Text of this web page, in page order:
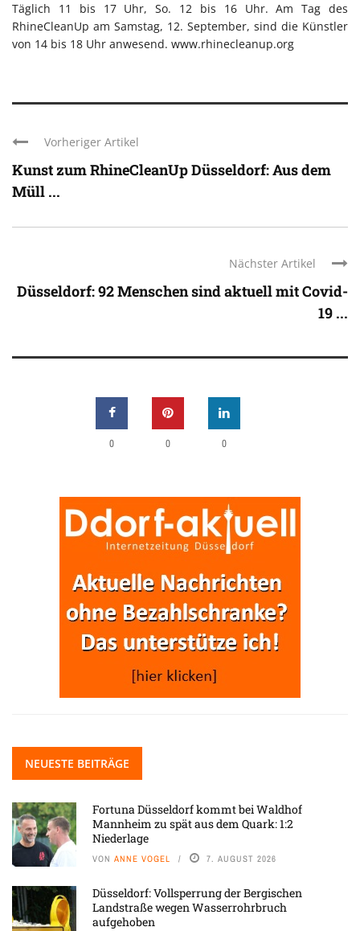
Täglich 11 bis 17 Uhr, So. 12 bis 16 Uhr. Am Tag des
RhineCleanUp am Samstag, 12. September, sind die Künstler
von 14 bis 18 Uhr anwesend. www.rhinecleanup.org
Vorheriger Artikel
Kunst zum RhineCleanUp Düsseldorf: Aus dem
Müll ...
Nächster Artikel
Düsseldorf: 92 Menschen sind aktuell mit Covid-
19 ...
0 0 0
NEUESTE BEITRÄGE
Fortuna Düsseldorf kommt bei Waldhof
Mannheim zu spät aus dem Quark: 1:2
Niederlage
VON ANNE VOGEL 7. AUGUST 2026
Düsseldorf: Vollsperrung der Bergischen
Landstraße wegen Wasserrohrbruch
aufgehoben